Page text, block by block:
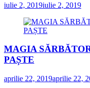
iulie 2, 2019iulie 2, 2019
MAGIA
PAȘTE
aprilie 22, 2019aprilie 22,